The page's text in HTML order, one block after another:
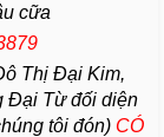
cữa
Thị Đại Kim,
Đại Từ đối diện
tôi đón) CÓ